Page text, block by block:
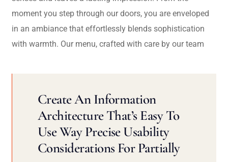
moment you step through our doors, you are enveloped
in an ambiance that effortlessly blends sophistication
with warmth. Our menu, crafted with care by our team
Create An Information
Architecture That’s Easy To
Use Way Precise Usability
Considerations For Partially